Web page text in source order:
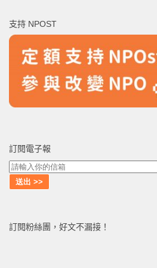
字:
支持 NPOST
訂閱電子報
訂閱粉絲團，好文不漏接！